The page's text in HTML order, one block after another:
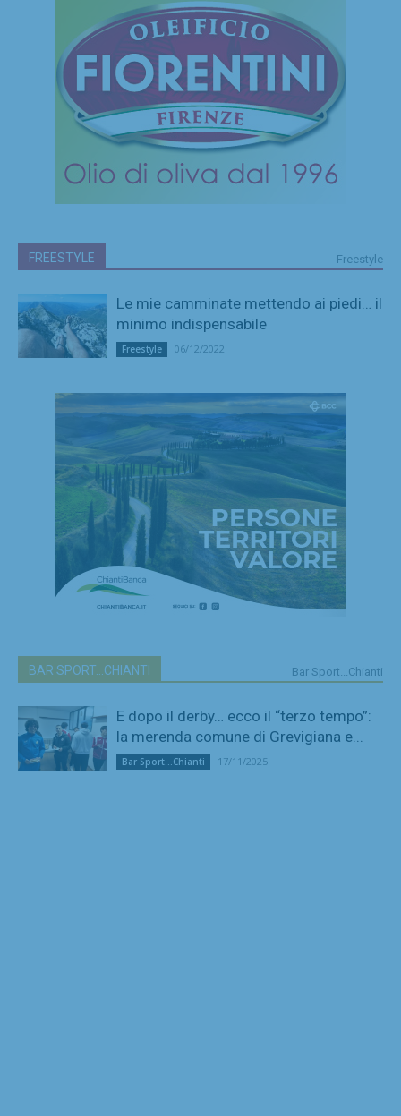
FREESTYLE Freestyle
Le mie camminate mettendo ai piedi… il
minimo indispensabile
Freestyle 06/12/2022
BAR SPORT...CHIANTI Bar Sport...Chianti
E dopo il derby… ecco il “terzo tempo”:
la merenda comune di Grevigiana e...
Bar Sport...Chianti 17/11/2025